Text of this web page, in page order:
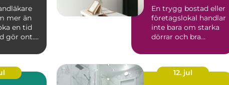
mer än
en tid
gör ont.
En trygg bostad eller
företagslokal handlar
inte bara om starka
dörrar och bra
12. jul